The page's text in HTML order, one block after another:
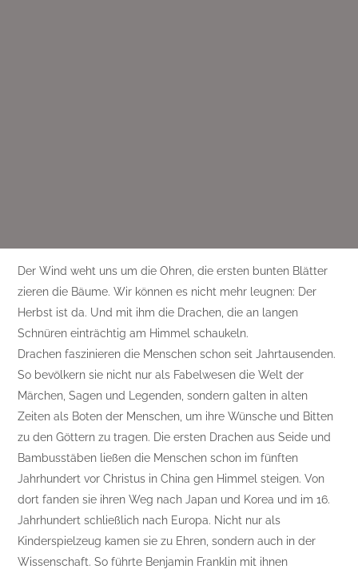
Der Wind weht uns um die Ohren, die ersten bunten Blätter
zieren die Bäume. Wir können es nicht mehr leugnen: Der
Herbst ist da. Und mit ihm die Drachen, die an langen
Schnüren einträchtig am Himmel schaukeln.
Drachen faszinieren die Menschen schon seit Jahrtausenden.
So bevölkern sie nicht nur als Fabelwesen die Welt der
Märchen, Sagen und Legenden, sondern galten in alten
Zeiten als Boten der Menschen, um ihre Wünsche und Bitten
zu den Göttern zu tragen. Die ersten Drachen aus Seide und
Bambusstäben ließen die Menschen schon im fünften
Jahrhundert vor Christus in China gen Himmel steigen. Von
dort fanden sie ihren Weg nach Japan und Korea und im 16.
Jahrhundert schließlich nach Europa. Nicht nur als
Kinderspielzeug kamen sie zu Ehren, sondern auch in der
Wissenschaft. So führte Benjamin Franklin mit ihnen